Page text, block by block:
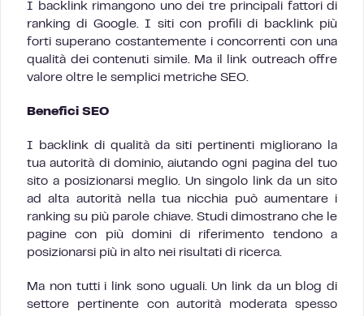
I backlink rimangono uno dei tre principali fattori di
ranking di Google. I siti con profili di backlink più
forti superano costantemente i concorrenti con una
qualità dei contenuti simile. Ma il link outreach offre
valore oltre le semplici metriche SEO.
Benefici SEO
I backlink di qualità da siti pertinenti migliorano la
tua autorità di dominio, aiutando ogni pagina del tuo
sito a posizionarsi meglio. Un singolo link da un sito
ad alta autorità nella tua nicchia può aumentare i
ranking su più parole chiave. Studi dimostrano che le
pagine con più domini di riferimento tendono a
posizionarsi più in alto nei risultati di ricerca.
Ma non tutti i link sono uguali. Un link da un blog di
settore pertinente con autorità moderata spesso